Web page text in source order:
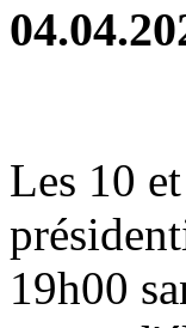
Les 10
19h00